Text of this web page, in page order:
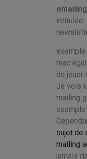
mac
de jouer
Je vois
mailing
sujet de
mailing
jamais